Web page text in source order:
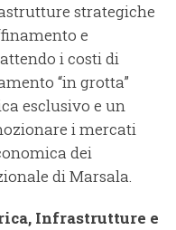
strategiche
e
i costi di
“in grotta”
esclusivo e un
i mercati
dei
di Marsala.
Infrastrutture e